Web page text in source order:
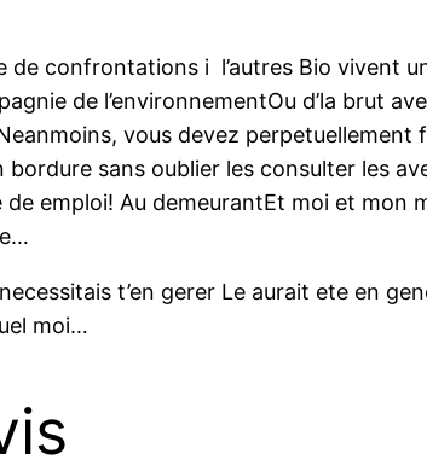
de confrontations i l’autres Bio vivent
de l’environnementOu d’la brut
vous devez
sans oublier les consulter les
emploi! Au demeurantEt moi et mon
t’en gerer Le aurait ete en
moi…